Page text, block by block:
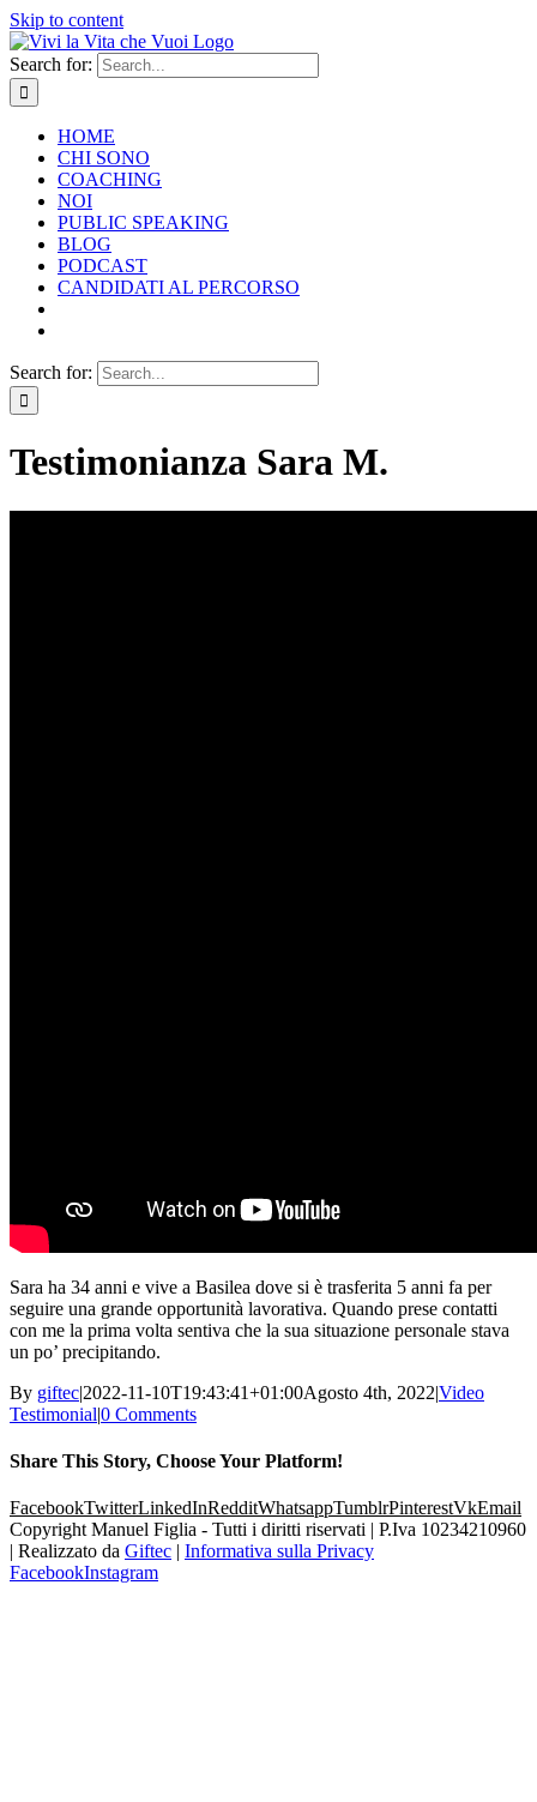
Skip to content
Search for:
HOME
CHI SONO
COACHING
NOI
PUBLIC SPEAKING
BLOG
PODCAST
CANDIDATI AL PERCORSO
Search for:
Testimonianza Sara M.
Sara ha 34 anni e vive a Basilea dove si è trasferita 5 anni fa per
seguire una grande opportunità lavorativa. Quando prese contatti
con me la prima volta sentiva che la sua situazione personale stava
un po’ precipitando.
By giftec|2022-11-10T19:43:41+01:00Agosto 4th, 2022|Video
Testimonial|0 Comments
Share This Story, Choose Your Platform!
FacebookTwitterLinkedInRedditWhatsappTumblrPinterestVkEmail
Copyright Manuel Figlia - Tutti i diritti riservati | P.Iva 10234210960
| Realizzato da Giftec | Informativa sulla Privacy
FacebookInstagram